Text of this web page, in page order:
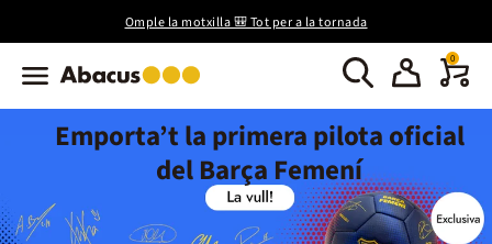
Omple la motxilla 🎒 Tot per a la tornada
0
Emporta’t la primera pilota oficial
del Barça Femení